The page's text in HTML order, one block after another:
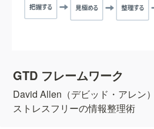
GTD フレームワーク
David Allen（デビッド・アレン
ストレスフリーの情報整理術